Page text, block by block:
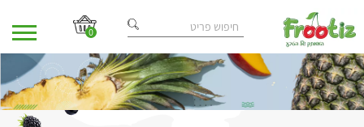
0
בית/מאמרים